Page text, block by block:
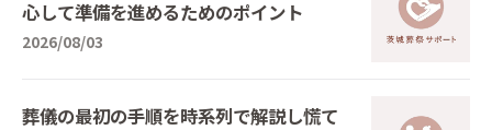
心して準備を進めるためのポイント
2026/08/03
葬儀の最初の手順を時系列で解説し慌て